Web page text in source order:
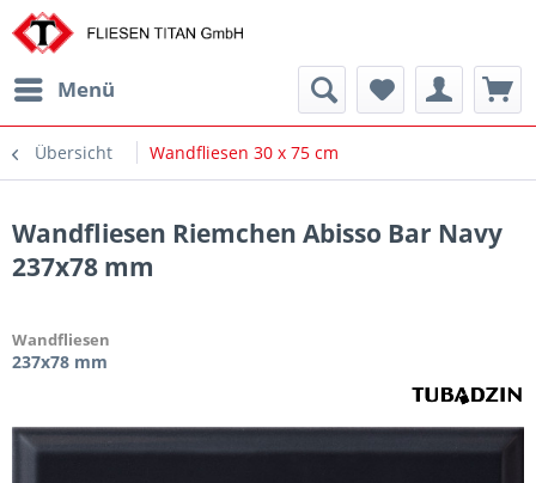
Menü
Übersicht Wandfliesen 30 x 75 cm
Wandfliesen Riemchen Abisso Bar Navy
237x78 mm
Wandfliesen
237x78 mm